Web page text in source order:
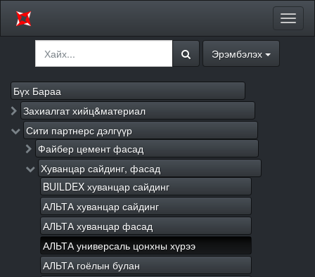
Эрэмбэлэх
Бүх Бараа
Захиалгат хийц&материал
Сити партнерс дэлгүүр
Файбер цемент фасад
Хуванцар сайдинг, фасад
BUILDEX хуванцар сайдинг
АЛЬТА хуванцар сайдинг
АЛЬТА хуванцар фасад
АЛЬТА универсаль цонхны хүрээ
АЛЬТА гоёлын булан